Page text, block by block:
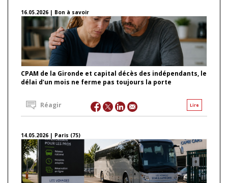
16.05.2026 | Bon à savoir
CPAM de la Gironde et capital décès des indépendants, le
délai d’un mois ne ferme pas toujours la porte
Lire
Réagir
14.05.2026 | Paris (75)